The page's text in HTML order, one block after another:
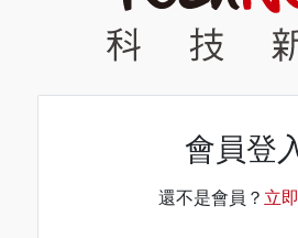
會員登
還不是會員？ 立